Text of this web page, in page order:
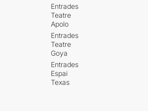
Entrades
Teatre
Apolo
Entrades
Teatre
Goya
Entrades
Espai
Texas